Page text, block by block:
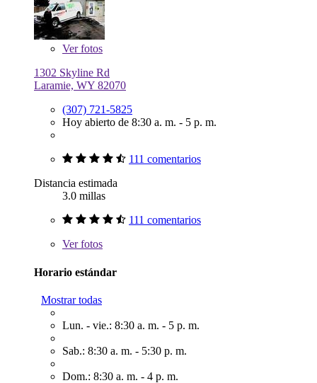
Verfotos
1302 Skyline Rd
Laramie, WY 82070
(307) 721-5825
Hoy abierto de 8:30 a. m. - 5 p. m.
111 comentarios
Distancia estimada
3.0 millas
111 comentarios
Verfotos
Horario estándar
Mostrar todas
Lun. - vie.: 8:30 a. m. - 5 p. m.
Sab.: 8:30 a. m. - 5:30 p. m.
Dom.: 8:30 a. m. - 4 p. m.